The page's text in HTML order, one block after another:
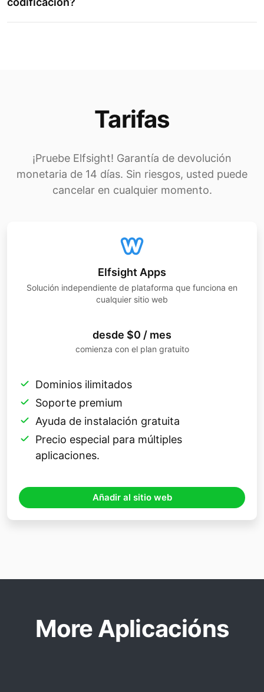
Tarifas
¡Pruebe Elfsight! Garantía de devolución
monetaria de 14 días. Sin riesgos, usted puede
cancelar en cualquier momento.
Elfsight Apps
Solución independiente de plataforma que funciona en
cualquier sitio web
desde $0 / mes
comienza con el plan gratuito
Dominios ilimitados
Soporte premium
Ayuda de instalación gratuita
Precio especial para múltiples
aplicaciones.
Añadir al sitio web
More Aplicacións